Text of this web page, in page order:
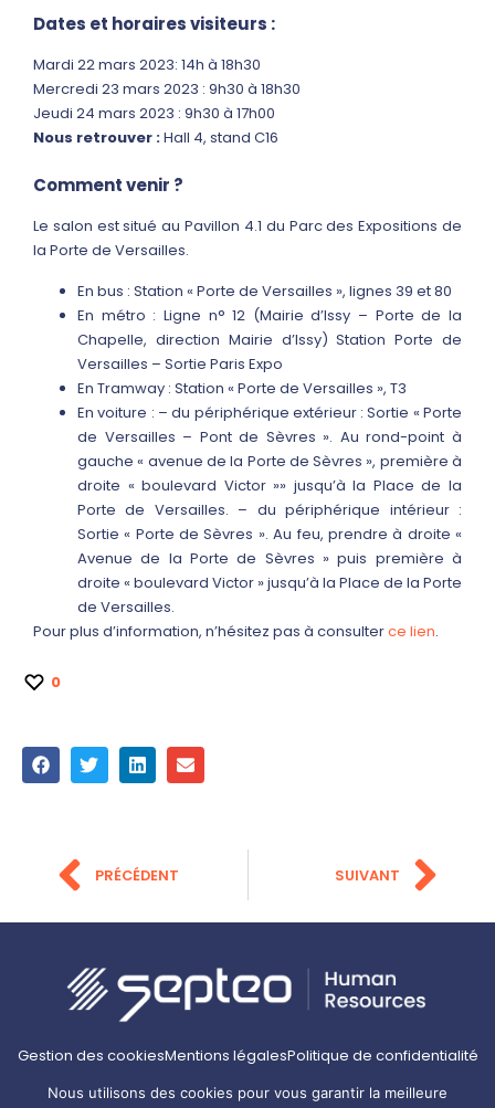
Dates et horaires visiteurs :
Mardi 22 mars 2023: 14h à 18h30
Mercredi 23 mars 2023 : 9h30 à 18h30
Jeudi 24 mars 2023 : 9h30 à 17h00
Nous retrouver :Hall 4, stand C16
Comment venir ?
Le salon est situé au Pavillon 4.1 du Parc des Expositions de
la Porte de Versailles.
En bus : Station « Porte de Versailles », lignes 39 et 80
En métro : Ligne n° 12 (Mairie d’Issy – Porte de la
Chapelle, direction Mairie d’Issy) Station Porte de
Versailles – Sortie Paris Expo
En Tramway : Station « Porte de Versailles », T3
En voiture : – du périphérique extérieur : Sortie « Porte
de Versailles – Pont de Sèvres ». Au rond-point à
gauche « avenue de la Porte de Sèvres », première à
droite « boulevard Victor »» jusqu’à la Place de la
Porte de Versailles. – du périphérique intérieur :
Sortie « Porte de Sèvres ». Au feu, prendre à droite «
Avenue de la Porte de Sèvres » puis première à
droite « boulevard Victor » jusqu’à la Place de la Porte
de Versailles.
Pour plus d’information, n’hésitez pas à consulterce lien.
0
PRÉCÉDENT SUIVANT
Gestion des cookiesMentions légalesPolitique de confidentialité
Nous utilisons des cookies pour vous garantir la meilleure